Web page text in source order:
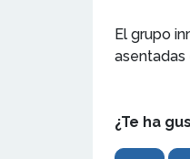
El grupo
asentadas
¿Te ha